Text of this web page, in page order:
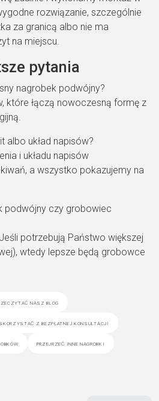
rozwiązanie, szczególnie
za granicą albo nie ma
na miejscu.
pytania
nagrobek podwójny?
które łączą nowoczesną formę z
albo układ napisów?
i układu napisów
a wszystko pokazujemy na
podwójny czy grobowiec
potrzebują Państwo większej
wtedy lepsze będą grobowce
nasz blog
skorzystać z bezpłatnej konsultacji
przejrzeć inne nagrobki